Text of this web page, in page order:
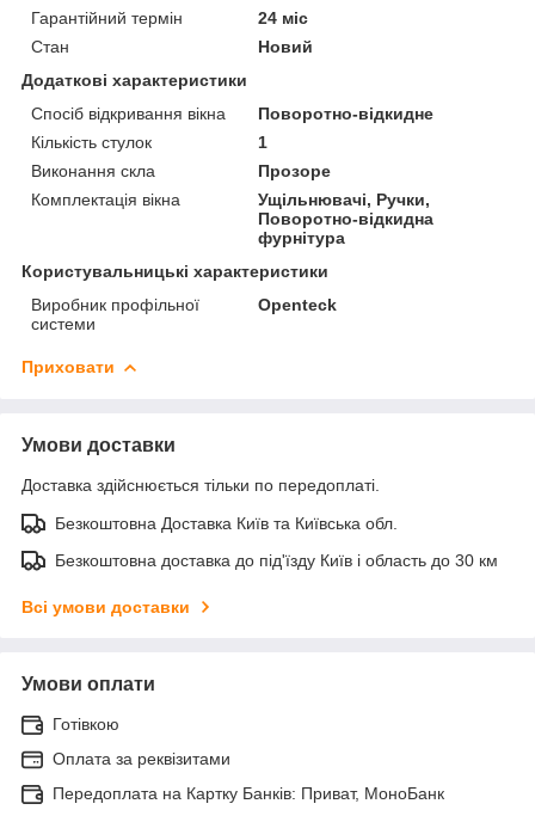
Гарантійний термін
24 міс
Стан
Новий
Додаткові характеристики
Спосіб відкривання вікна
Поворотно-відкидне
Кількість стулок
1
Виконання скла
Прозоре
Комплектація вікна
Ущільнювачі, Ручки,
Поворотно-відкидна
фурнітура
Користувальницькі характеристики
Виробник профільної
системи
Openteck
Приховати
Умови доставки
Доставка здійснюється тільки по передоплаті.
Безкоштовна Доставка Київ та Київська обл.
Безкоштовна доставка до під'їзду Київ і область до 30 км
Всі умови доставки
Умови оплати
Готівкою
Оплата за реквізитами
Передоплата на Картку Банків: Приват, МоноБанк